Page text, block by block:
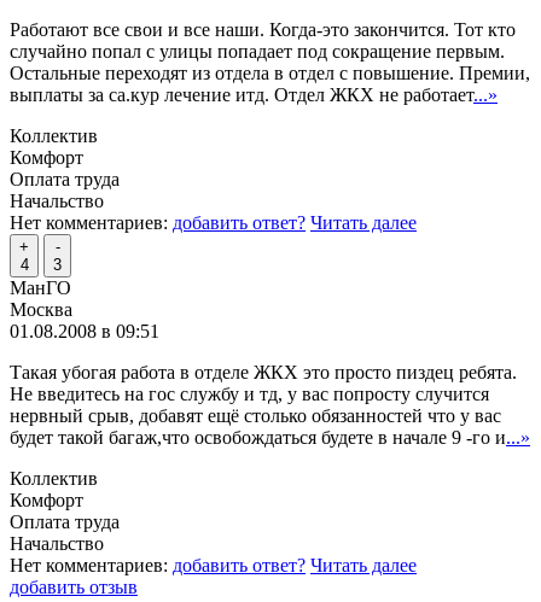
Работают все свои и все наши. Когда-это закончится. Тот кто
случайно попал с улицы попадает под сокращение первым.
Остальные переходят из отдела в отдел с повышение. Премии,
выплаты за са.кур лечение итд. Отдел ЖКХ не работает...»
Коллектив
Комфорт
Оплата труда
Начальство
Нет комментариев: добавить ответ? Читать далее
+
4
-
3
МанГО
Москва
01.08.2008 в 09:51
Такая убогая работа в отделе ЖКХ это просто пиздец ребята.
Не введитесь на гос службу и тд, у вас попросту случится
нервный срыв, добавят ещё столько обязанностей что у вас
будет такой багаж,что освобождаться будете в начале 9 -го и...»
Коллектив
Комфорт
Оплата труда
Начальство
Нет комментариев: добавить ответ? Читать далее
добавить отзыв